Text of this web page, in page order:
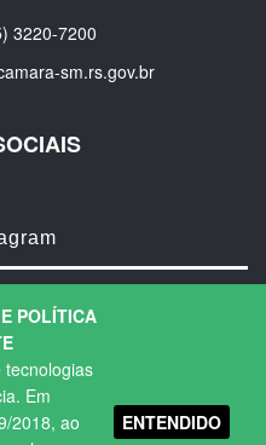
POLÍTICA
tecnologias
Em
2018, ao
ENTENDIDO
3220-7200
sm.rs.gov.br
direitos Reservados.